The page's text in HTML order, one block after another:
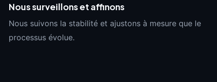
Nous surveillons et affinons
Nous suivons la stabilité et ajustons à mesure que le
processus évolue.